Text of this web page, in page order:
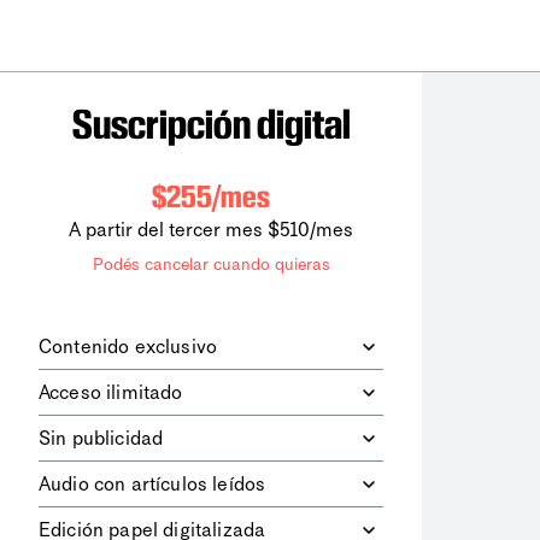
Suscripción digital
$255/mes
A partir del tercer mes $510/mes
Podés cancelar cuando quieras
Contenido exclusivo
digitales dela diaria
los contenidos de Le Monde
diplomatique.
Acceso ilimitado
contenidos.
Sin publicidad
publicitarios.
Audio con artículos leídos
Edición papel digitalizada